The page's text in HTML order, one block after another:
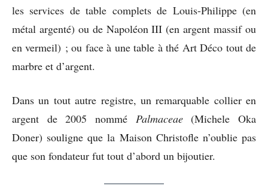
les services de table complets de Louis-Philippe (en
métal argenté) ou de Napoléon III (en argent massif ou
en vermeil) ; ou face à une table à thé Art Déco tout de
marbre et d’argent.
Dans un tout autre registre, un remarquable collier en
argent de 2005 nommé Palmaceae(Michele Oka
Doner) souligne que la Maison Christofle n’oublie pas
que son fondateur fut tout d’abord un bijoutier.